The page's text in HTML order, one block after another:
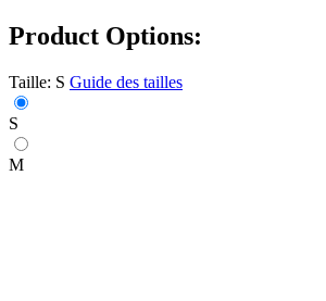
Product Options:
Taille: S Guide des tailles
S
M